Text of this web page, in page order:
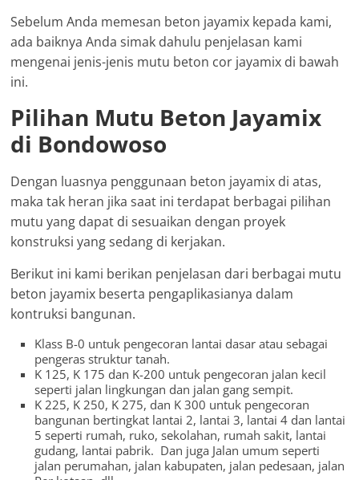
Sebelum Anda memesan beton jayamix kepada kami,
ada baiknya Anda simak dahulu penjelasan kami
mengenai jenis-jenis mutu beton cor jayamix di bawah
ini.
Pilihan Mutu Beton Jayamix
di Bondowoso
Dengan luasnya penggunaan beton jayamix di atas,
maka tak heran jika saat ini terdapat berbagai pilihan
mutu yang dapat di sesuaikan dengan proyek
konstruksi yang sedang di kerjakan.
Berikut ini kami berikan penjelasan dari berbagai mutu
beton jayamix beserta pengaplikasianya dalam
kontruksi bangunan.
Klass B-0 untuk pengecoran lantai dasar atau sebagai
pengeras struktur tanah.
K 125, K 175 dan K-200 untuk pengecoran jalan kecil
seperti jalan lingkungan dan jalan gang sempit.
K 225, K 250, K 275, dan K 300 untuk pengecoran
bangunan bertingkat lantai 2, lantai 3, lantai 4 dan lantai
5 seperti rumah, ruko, sekolahan, rumah sakit, lantai
gudang, lantai pabrik. Dan juga Jalan umum seperti
jalan perumahan, jalan kabupaten, jalan pedesaan, jalan